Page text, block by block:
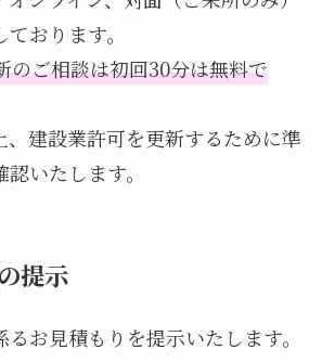
おります。
のご相談は初回30分は無料で
、建設業許可を更新するために準
いたします。
提示
お見積もりを提示いたします。